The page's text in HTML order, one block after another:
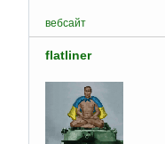
вебсайт
flatliner